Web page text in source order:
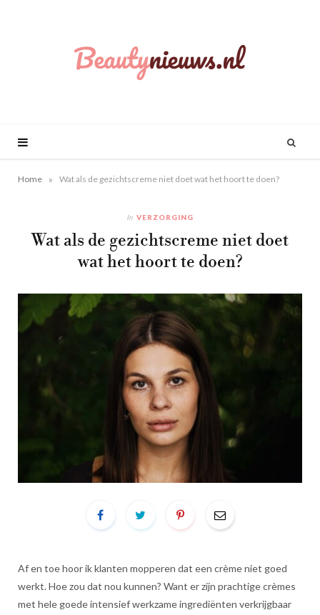
Home » Wat als de gezichtscreme niet doet wat het hoort te doen?
In VERZORGING
Wat als de gezichtscreme niet doet
wat het hoort te doen?
Af en toe hoor ik klanten mopperen dat een crème niet goed
werkt. Hoe zou dat nou kunnen? Want er zijn prachtige crèmes
met hele goede intensief werkzame ingrediënten verkrijgbaar